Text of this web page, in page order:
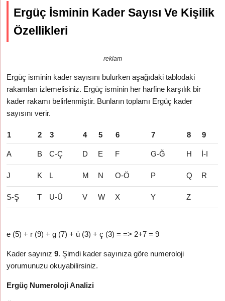
Ergüç İsminin Kader Sayısı Ve Kişilik
Özellikleri
reklam
Ergüç isminin kader sayısını bulurken aşağıdaki tablodaki
rakamları izlemelisiniz. Ergüç isminin her harfine karşılık bir
kader rakamı belirlenmiştir. Bunların toplamı Ergüç kader
sayısını verir.
1 2 3 4 5 6 7 8 9
A B C-Ç D E F G-Ğ H İ-I
J K L M N O-Ö P Q R
S-Ş T U-Ü V W X Y Z
e (5) + r (9) + g (7) + ü (3) + ç (3) = => 2+7 = 9
Kader sayınız9. Şimdi kader sayınıza göre numeroloji
yorumunuzu okuyabilirsiniz.
Ergüç Numeroloji Analizi